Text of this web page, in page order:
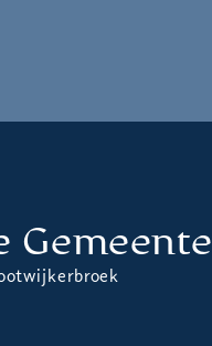
Gemeente